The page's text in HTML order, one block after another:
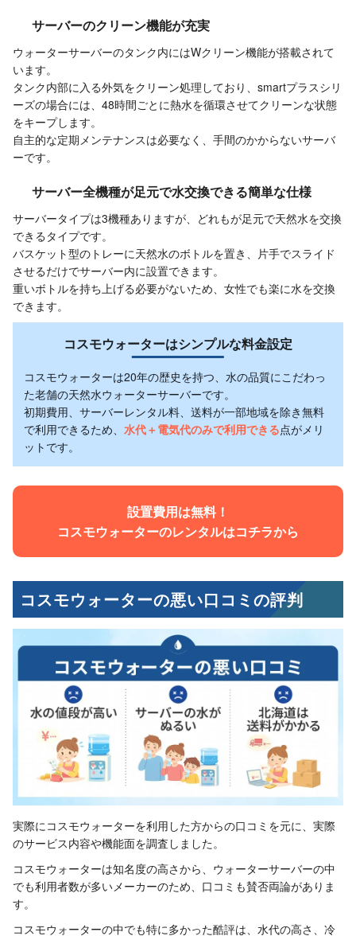
サーバーのクリーン機能が充実
ウォーターサーバーのタンク内にはWクリーン機能が搭載されて
います。
タンク内部に入る外気をクリーン処理しており、smartプラスシリ
ーズの場合には、48時間ごとに熱水を循環させてクリーンな状態
をキープします。
自主的な定期メンテナンスは必要なく、手間のかからないサーバ
ーです。
サーバー全機種が足元で水交換できる簡単な仕様
サーバータイプは3機種ありますが、どれもが足元で天然水を交換
できるタイプです。
バスケット型のトレーに天然水のボトルを置き、片手でスライド
させるだけでサーバー内に設置できます。
重いボトルを持ち上げる必要がないため、女性でも楽に水を交換
できます。
コスモウォーターはシンプルな料金設定
コスモウォーターは20年の歴史を持つ、水の品質にこだわっ
た老舗の天然水ウォーターサーバーです。
初期費用、サーバーレンタル料、送料が一部地域を除き無料
で利用できるため、 水代＋電気代のみで利用できる点がメリ
ットです。
設置費用は無料！
コスモウォーターのレンタルはコチラから
コスモウォーターの悪い口コミの評判
実際にコスモウォーターを利用した方からの口コミを元に、実際
のサービス内容や機能面を調査しました。
コスモウォーターは知名度の高さから、ウォーターサーバーの中
でも利用者数が多いメーカーのため、口コミも賛否両論がありま
す。
コスモウォーターの中でも特に多かった酷評は、水代の高さ、冷